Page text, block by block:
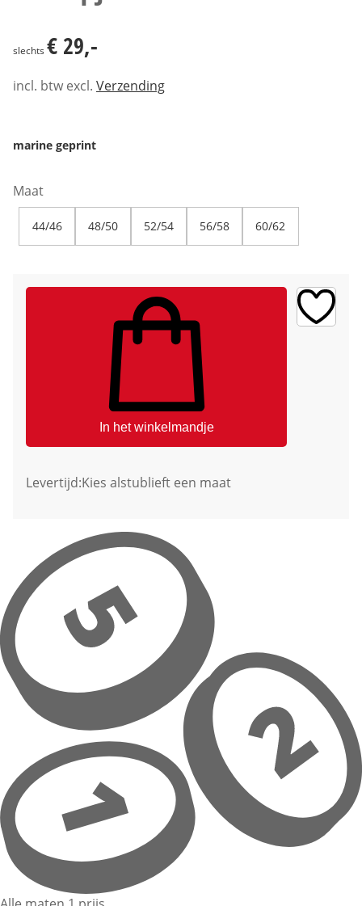
slechts € 29,-
incl. btw excl. Verzending
marine geprint
Maat
44/46 48/50 52/54 56/58 60/62
In het winkelmandje
Levertijd:Kies alstublieft een maat